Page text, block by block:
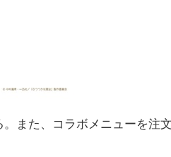
また、コラボメニューを注